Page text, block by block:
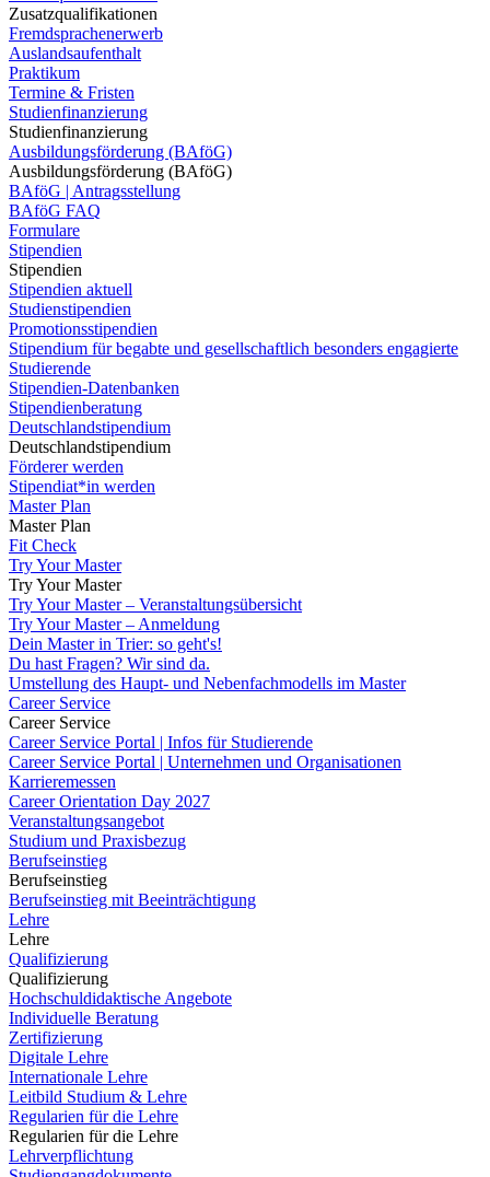
Zusatzqualifikationen
Fremdsprachenerwerb
Auslandsaufenthalt
Praktikum
Termine & Fristen
Studienfinanzierung
Studienfinanzierung
Ausbildungsförderung (BAföG)
Ausbildungsförderung (BAföG)
BAföG | Antragsstellung
BAföG FAQ
Formulare
Stipendien
Stipendien
Stipendien aktuell
Studienstipendien
Promotionsstipendien
Stipendium für begabte und gesellschaftlich besonders engagierte
Studierende
Stipendien-Datenbanken
Stipendienberatung
Deutschlandstipendium
Deutschlandstipendium
Förderer werden
Stipendiat*in werden
Master Plan
Master Plan
Fit Check
Try Your Master
Try Your Master
Try Your Master – Veranstaltungsübersicht
Try Your Master – Anmeldung
Dein Master in Trier: so geht's!
Du hast Fragen? Wir sind da.
Umstellung des Haupt- und Nebenfachmodells im Master
Career Service
Career Service
Career Service Portal | Infos für Studierende
Career Service Portal | Unternehmen und Organisationen
Karrieremessen
Career Orientation Day 2027
Veranstaltungsangebot
Studium und Praxisbezug
Berufseinstieg
Berufseinstieg
Berufseinstieg mit Beeinträchtigung
Lehre
Lehre
Qualifizierung
Qualifizierung
Hochschuldidaktische Angebote
Individuelle Beratung
Zertifizierung
Digitale Lehre
Internationale Lehre
Leitbild Studium & Lehre
Regularien für die Lehre
Regularien für die Lehre
Lehrverpflichtung